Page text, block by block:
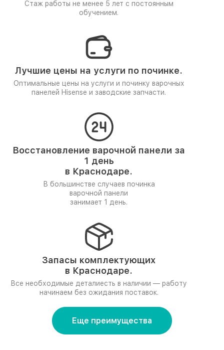
Стаж работы не менее 5 лет с постоянным
обучением.
Лучшие цены на услуги по починке.
Оптимальные цены на услуги и починку варочных
панелей Hisense и заводские запчасти.
Восстановление варочной панели за
1 день
в Краснодаре.
В большинстве случаев починка
варочной панели
занимает 1 день.
Запасы комплектующих
в Краснодаре.
Все необходимые деталиесть в наличии — работу
начинаем без ожидания поставок.
Еще преимущества